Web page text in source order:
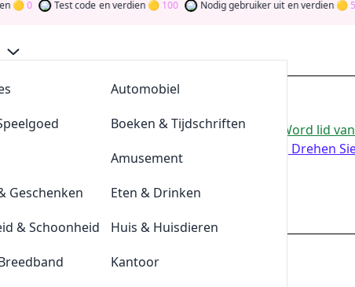
0 Test code en verdien 100 Nodig gebruiker uit en verdien 500
AllesvoorBBQ
De Klompengigant
Lensonline
Quickjewels
BrewDog
Tefal
Automobiel
Boeken & Tijdschriften
Amusement
Geschenken
Eten & Drinken
& Schoonheid
Huis & Huisdieren
Kantoor
voor de beste -aanbiedingen vanaug 2026 Word lid
Drehen
cjp.nl